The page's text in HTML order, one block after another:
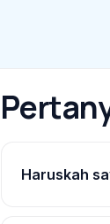
Haruskah